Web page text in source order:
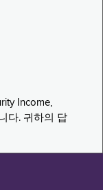
Income,
다. 귀하의 답